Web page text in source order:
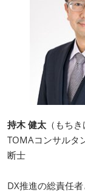
持木 健太 （もち
TOMAコンサル
断士
DX推進の総責任